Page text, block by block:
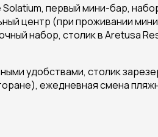
первый мини-бар,
центр (при проживании
набор, столик в Aretusa
удобствами, столик
ежедневная смена